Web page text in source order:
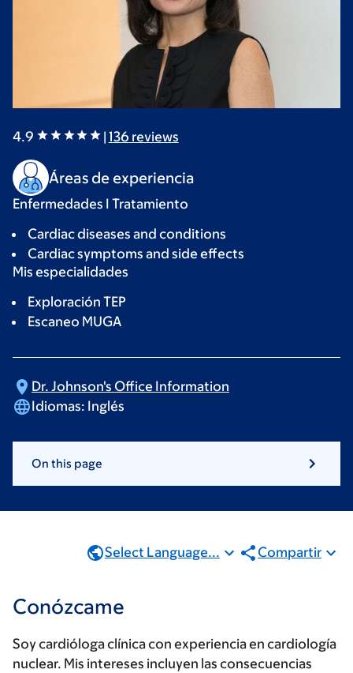
4.9 | 136 reviews
Áreas de experiencia
Enfermedades I Tratamiento
Cardiac diseases and conditions
Cardiac symptoms and side effects
Mis especialidades
Exploración TEP
Escaneo MUGA
Dr. Johnson's Office Information
Idiomas: Inglés
On this page
Select Language... Compartir
Conózcame
Soy cardióloga clínica con experiencia en cardiología
nuclear. Mis intereses incluyen las consecuencias